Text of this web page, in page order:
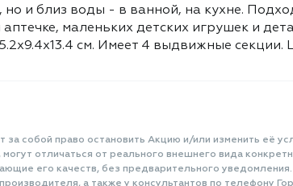
но и близ воды - в ванной, на кухне.
маленьких детских игрушек и
см. Имеет 4 выдвижные секции.
собой право остановить Акцию и/или изменить её
отличаться от реального внешнего вида
его качеств, без предварительного
а также у консультантов по телефону